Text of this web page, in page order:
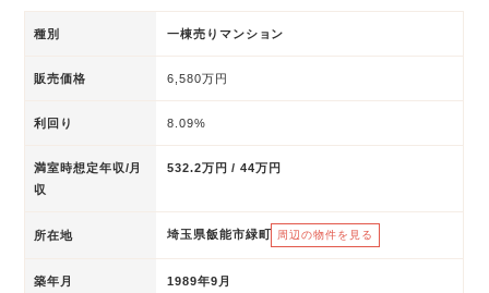
種別 一棟売りマンション
販売価格 6,580万円
利回り 8.09%
満室時想定年収/月
収
532.2万円 / 44万円
所在地 埼玉県飯能市緑町 周辺の物件を見る
築年月 1989年9月